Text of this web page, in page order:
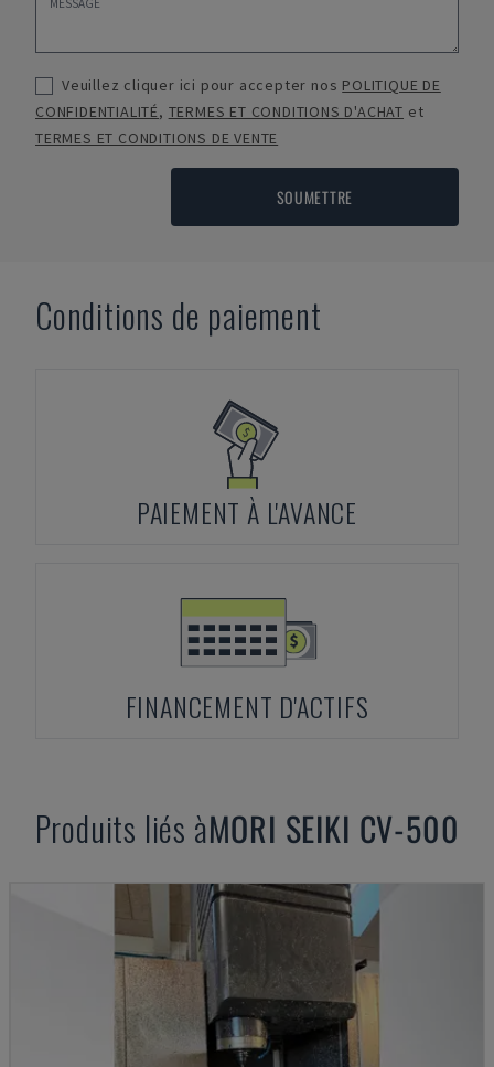
Veuillez cliquer ici pour accepter nos POLITIQUE DE
CONFIDENTIALITÉ, TERMES ET CONDITIONS D'ACHAT et
TERMES ET CONDITIONS DE VENTE
SOUMETTRE
Conditions de paiement
PAIEMENT À L'AVANCE
FINANCEMENT D'ACTIFS
Produits liés àMORI SEIKI CV-500